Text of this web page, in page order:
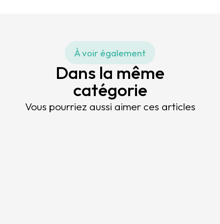
À voir également
Dans la même
catégorie
Vous pourriez aussi aimer ces articles